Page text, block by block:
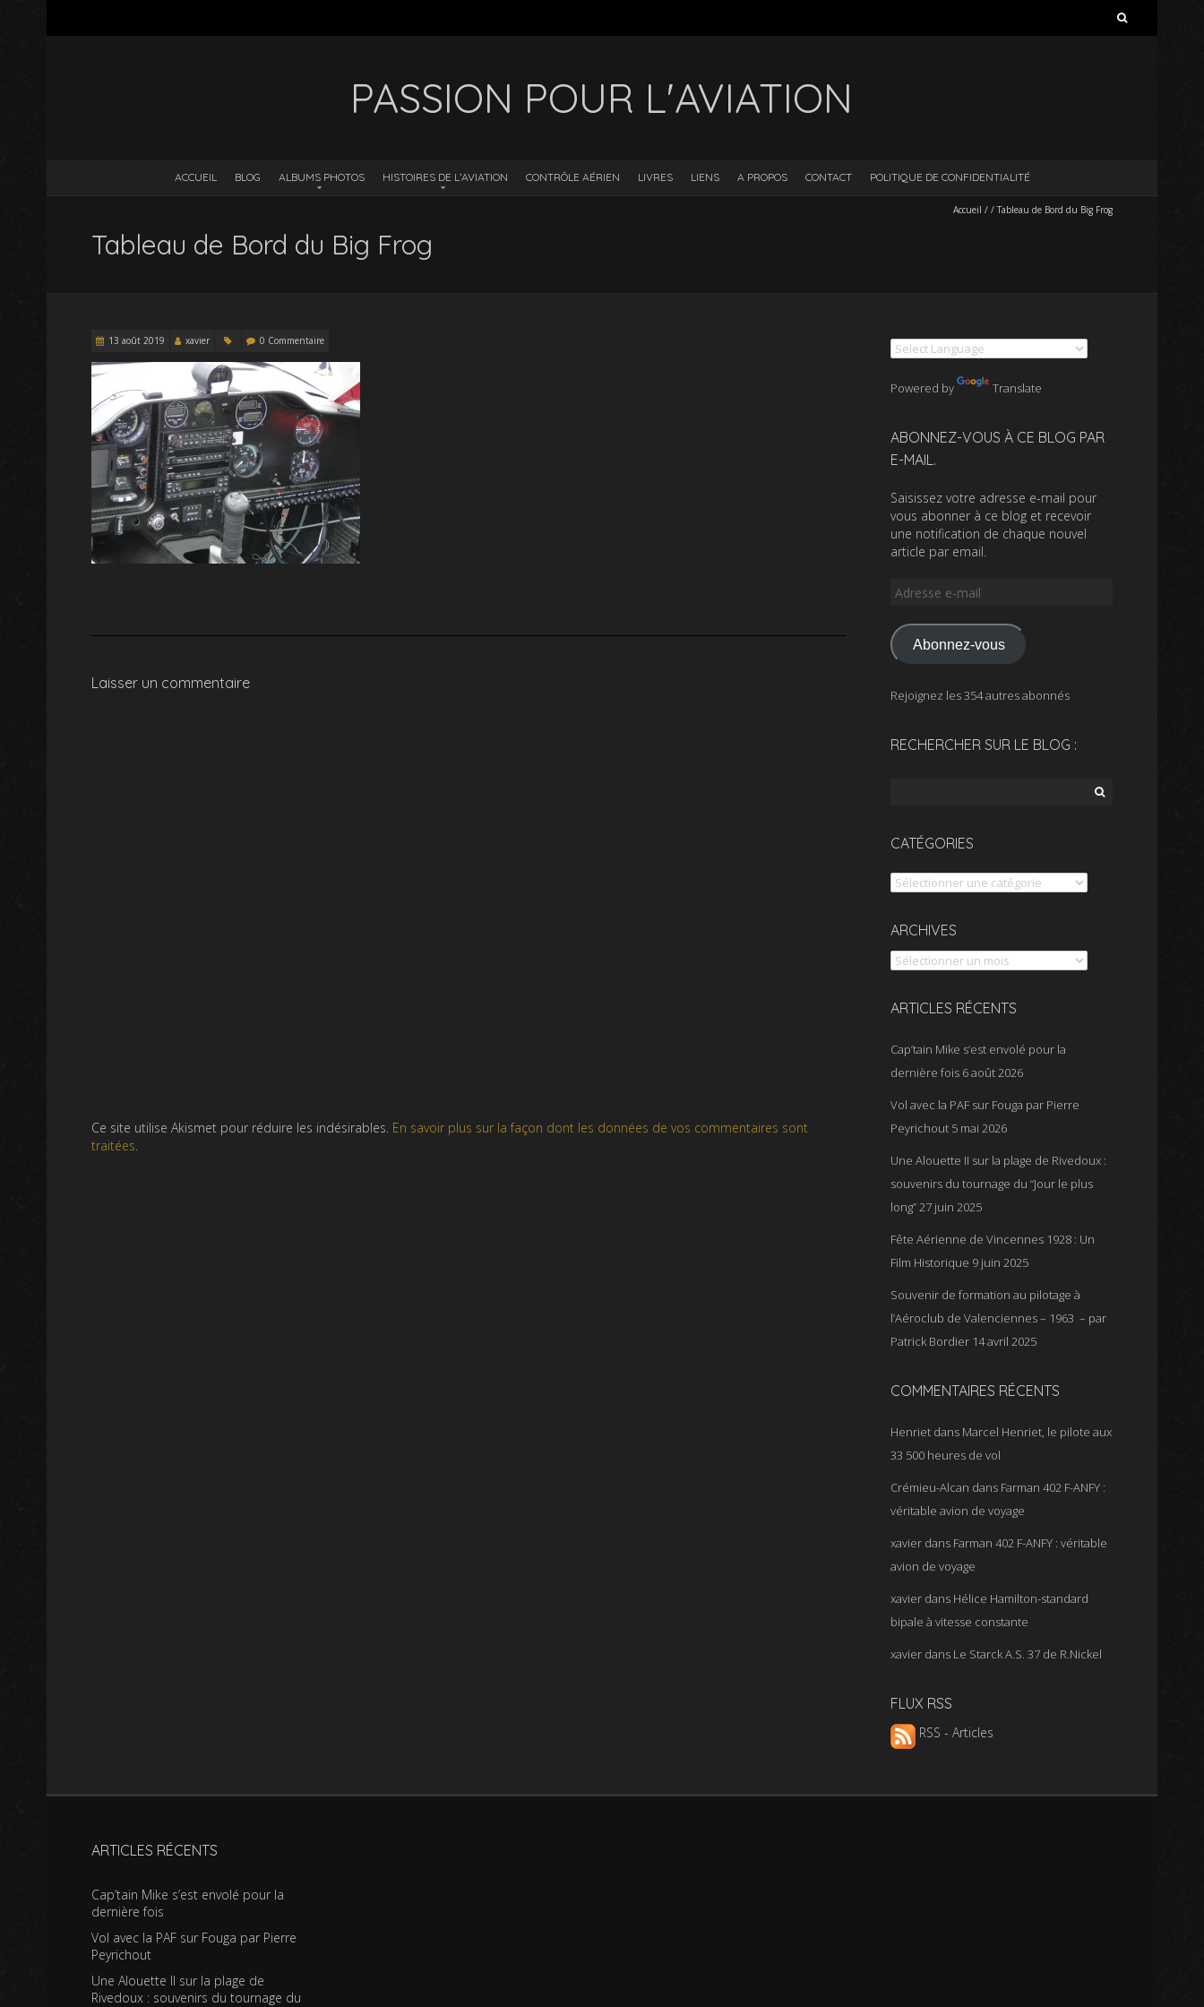
PASSION POUR L'AVIATION
ACCUEIL BLOG ALBUMS PHOTOS HISTOIRES DE L’AVIATION CONTRÔLE AÉRIEN LIVRES LIENS A PROPOS CONTACT POLITIQUE DE CONFIDENTIALITÉ
Accueil //Tableau de Bord du Big Frog
Tableau de Bord du Big Frog
13 août 2019 xavier 0 Commentaire
Laisser un commentaire
Ce site utilise Akismet pour réduire les indésirables. En savoir plus sur la façon dont les données de vos commentaires sont
traitées.
Powered by Translate
ABONNEZ-VOUS À CE BLOG PAR
E-MAIL.
Saisissez votre adresse e-mail pour
vous abonner à ce blog et recevoir
une notification de chaque nouvel
article par email.
Adresse
mail
Abonnez-vous
Rejoignez les 354 autres abonnés
RECHERCHER SUR LE BLOG :
CATÉGORIES
Catégories
ARCHIVES
Archives
ARTICLES RÉCENTS
Cap’tain Mike s’est envolé pour la
dernière fois 6 août 2026
Vol avec la PAF sur Fouga par Pierre
Peyrichout 5 mai 2026
Une Alouette II sur la plage de Rivedoux :
souvenirs du tournage du “Jour le plus
long”27 juin 2025
Fête Aérienne de Vincennes 1928 : Un
Film Historique 9 juin 2025
Souvenir de formation au pilotage à
l’Aéroclub de Valenciennes – 1963 – par
Patrick Bordier 14 avril 2025
COMMENTAIRES RÉCENTS
Henriet dans Marcel Henriet, le pilote aux
33 500 heures de vol
Crémieu-Alcan dans Farman 402 F-ANFY :
véritable avion de voyage
xavier dans Farman 402 F-ANFY : véritable
avion de voyage
xavier dans Hélice Hamilton-standard
bipale à vitesse constante
xavier dans Le Starck A.S. 37 de R.Nickel
FLUX RSS
RSS - Articles
ARTICLES RÉCENTS
Cap’tain Mike s’est envolé pour la
dernière fois
Vol avec la PAF sur Fouga par Pierre
Peyrichout
Une Alouette II sur la plage de
Rivedoux : souvenirs du tournage du